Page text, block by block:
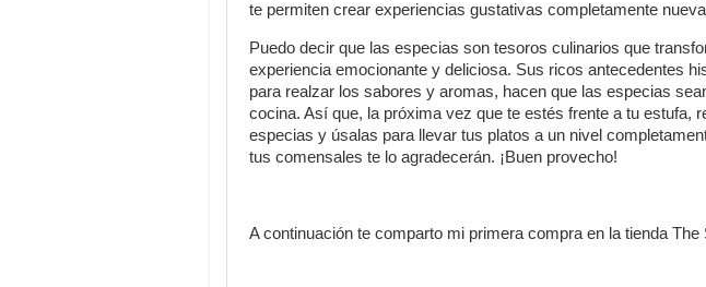
te permiten crear experiencias gustativas completamente
Puedo decir que las especias son tesoros culinarios que
experiencia emocionante y deliciosa. Sus ricos antecedentes
para realzar los sabores y aromas, hacen que las especias
cocina. Así que, la próxima vez que te estés frente a tu estufa,
especias y úsalas para llevar tus platos a un nivel
tus comensales te lo agradecerán. ¡Buen provecho!
A continuación te comparto mi primera compra en la tienda The